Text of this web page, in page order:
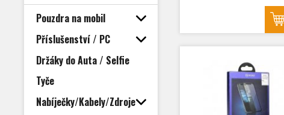
Pouzdra na mobil
Příslušenství / PC
Držáky do Auta / Selfie
Tyče
Nabíječky/Kabely/Zdroje